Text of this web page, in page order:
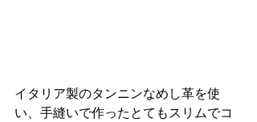
イタリア製のタンニンなめし革を使
い、手縫いで作ったとてもスリムでコ